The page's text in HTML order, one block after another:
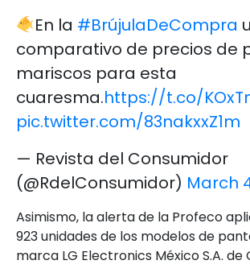
En la #BrújulaDeCompra
comparativo de precios de
mariscos para esta
cuaresma.https://t.co/
pic.twitter.com/83nakxxZ1m
— Revista del Consumidor
(@RdelConsumidor) March
Asimismo, la alerta de la Profeco
923 unidades de los modelos de
marca LG Electronics México S.A. de